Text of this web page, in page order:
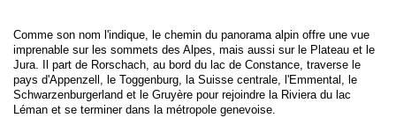
Comme son nom l'indique, le chemin du panorama alpin offre une vue
imprenable sur les sommets des Alpes, mais aussi sur le Plateau et le
Jura. Il part de Rorschach, au bord du lac de Constance, traverse le
pays d'Appenzell, le Toggenburg, la Suisse centrale, l'Emmental, le
Schwarzenburgerland et le Gruyère pour rejoindre la Riviera du lac
Léman et se terminer dans la métropole genevoise.